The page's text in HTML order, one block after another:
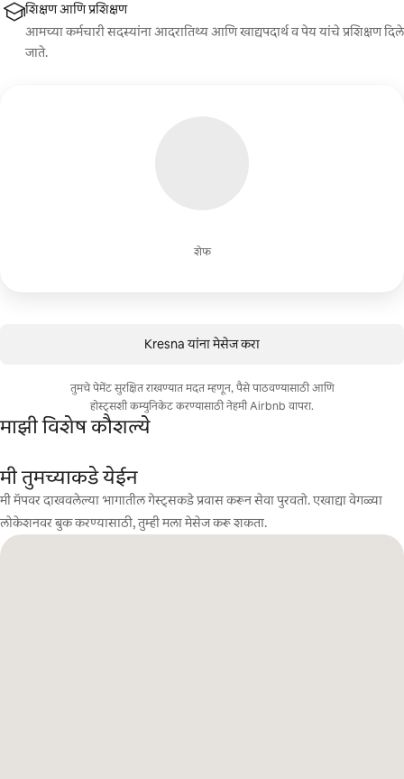
शेफ
शिक्षण आणि प्रशिक्षण
आमच्या कर्मचारी सदस्यांना आदरातिथ्य आणि खाद्यपदार्थ व पेय यांचे प्रशिक्षण दिले
जाते.
Kresna यांना मेसेज करा
तुमचे पेमेंट सुरक्षित राखण्यात मदत म्हणून, पैसे पाठवण्यासाठी आणि
होस्ट्सशी कम्युनिकेट करण्यासाठी नेहमी Airbnb वापरा.
माझी विशेष कौशल्ये
मी तुमच्याकडे येईन
मी मॅपवर दाखवलेल्या भागातील गेस्ट्सकडे प्रवास करून सेवा पुरवतो. एखाद्या वेगळ्या
लोकेशनवर बुक करण्यासाठी, तुम्ही मला मेसेज करू शकता.